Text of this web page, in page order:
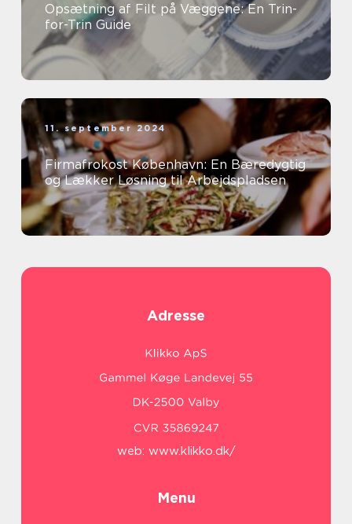
Opsætning af Filt på Væggene: En Trin-
for-Trin Guide
11. september 2024
Firmafrokost København: En Bæredygtig
og Lækker Løsning til Arbejdspladsen
Adresse
web: www.klikko.dk/
Menu